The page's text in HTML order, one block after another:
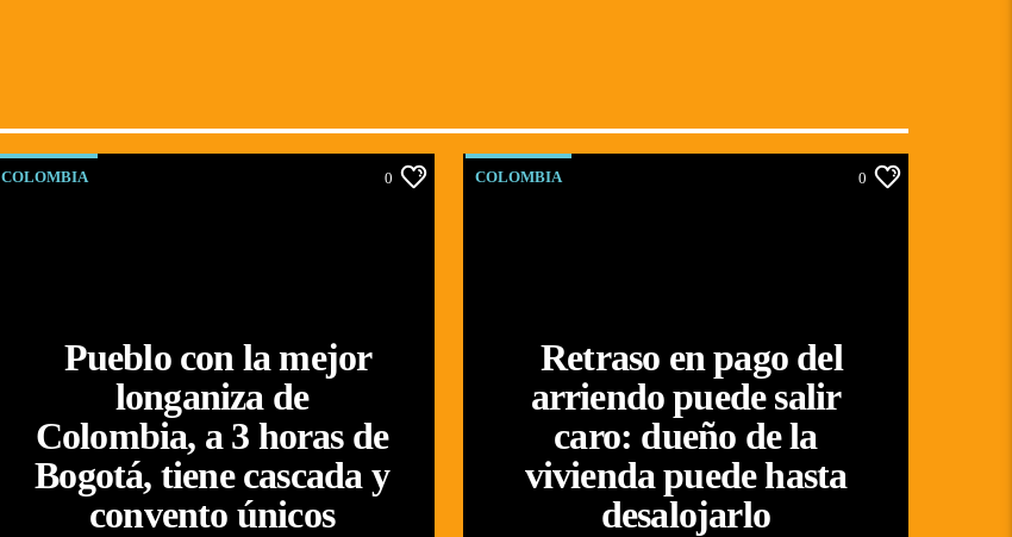
COLOMBIA 0
Pueblo con la mejor
longaniza de
Colombia, a 3 horas de
Bogotá, tiene cascada y
convento únicos
COLOMBIA 0
Retraso en pago del
arriendo puede salir
caro: dueño de la
vivienda puede hasta
desalojarlo